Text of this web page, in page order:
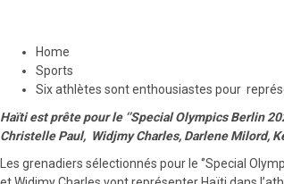
Home
Sports
Six athlètes sont enthousiastes pour
Haïti est prête pour le ‘’Special Olympics Berlin
Christelle Paul, Widjmy Charles, Darlene Milord,
Les grenadiers sélectionnés pour le ‘’Special